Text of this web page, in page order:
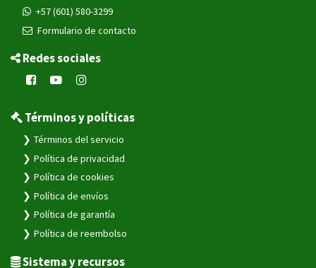
+57 (601) 580-3299
Formulario de contacto
Redes sociales
Términos y políticas
Términos del servicio
Política de privacidad
Política de cookies
Política de envíos
Política de garantía
Política de reembolso
Sistema y recursos